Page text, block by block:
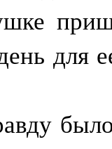
для
было